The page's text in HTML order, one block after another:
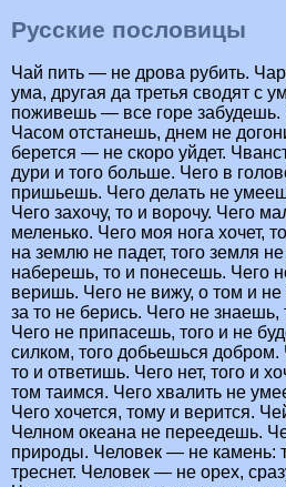
Русские пословицы
Чай пить — не дрова рубить.
ума, другая да третья сводят с
поживешь — все горе забудешь.
Часом отстанешь, днем не
берется — не скоро уйдет.
дури и того больше. Чего в
пришьешь. Чего делать не
Чего захочу, то и ворочу. Чего
меленько. Чего моя нога хочет,
на землю не падет, того земля
наберешь, то и понесешь. Чего
веришь. Чего не вижу, о том и
за то не берись. Чего не знаешь,
Чего не припасешь, того и не
силком, того добьешься
то и ответишь. Чего нет, того и
том таимся. Чего хвалить не
Чего хочется, тому и верится.
Челном океана не переедешь.
природы. Человек — не камень:
треснет. Человек — не орех,